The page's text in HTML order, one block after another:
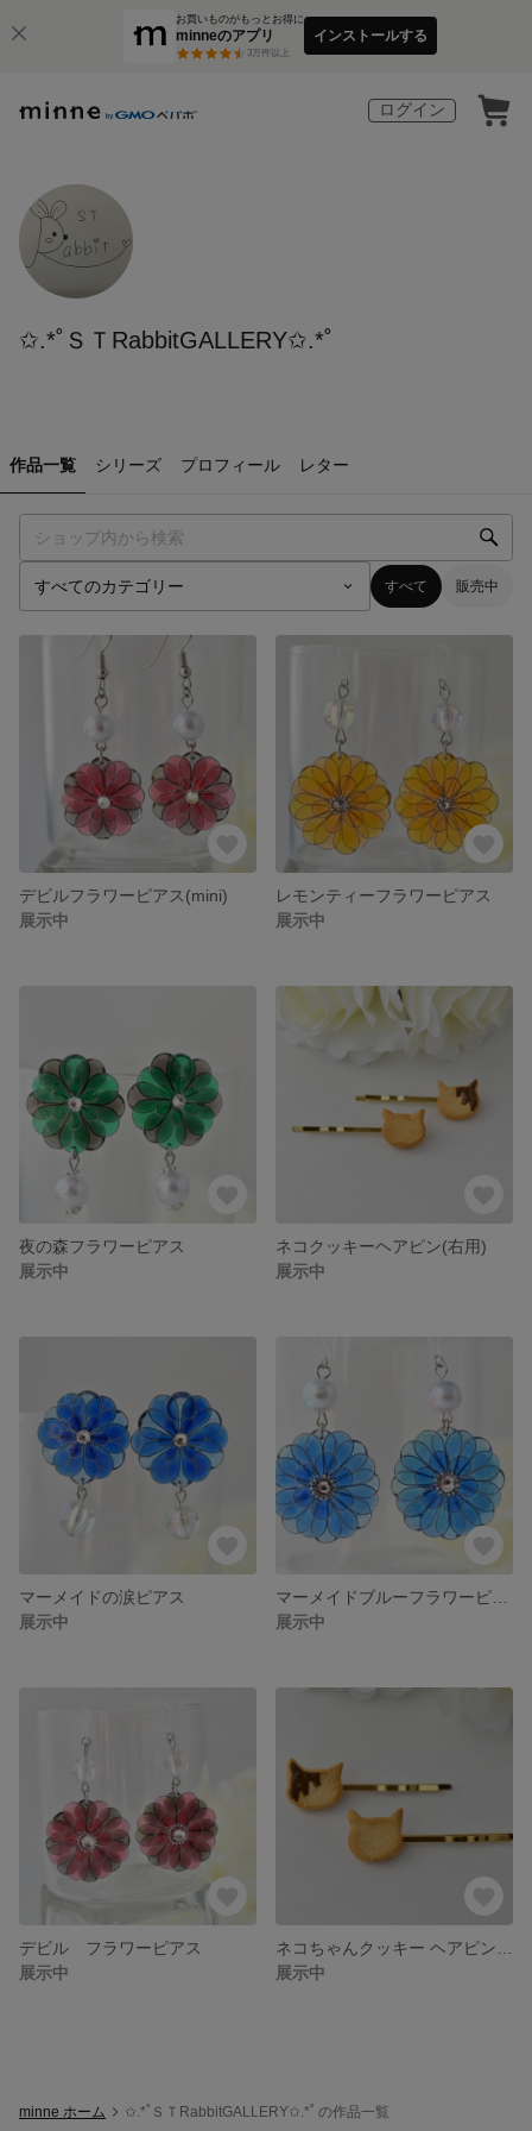
お買いものがもっとお得に
minneのアプリ
3万件以上
インストールする
ログイン
✩.*˚ＳＴRabbitGALLERY✩.*˚
作品一覧 シリーズ プロフィール レター
すべて 販売中
デビルフラワーピアス(mini)
展示中
レモンティーフラワーピアス
展示中
夜の森フラワーピアス
展示中
ネコクッキーヘアピン(右用)
展示中
マーメイドの涙ピアス
展示中
展示中
デビル フラワーピアス
展示中
展示中
minne ホーム ✩.*˚ＳＴRabbitGALLERY✩.*˚ の作品一覧